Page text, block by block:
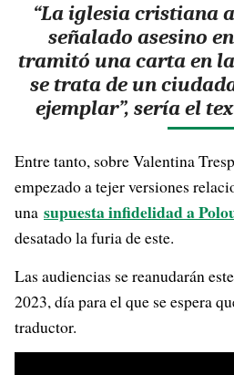
“La iglesia cristiana
señalado asesino
tramitó una carta en
se trata de un
ejemplar”, sería el
Entre tanto, sobre Valentina
empezado a tejer versiones
una supuesta infidelidad a
desatado la furia de este.
Las audiencias se reanudarán
2023, día para el que se espera
traductor.